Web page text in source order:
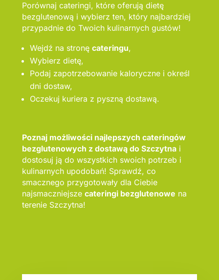
Porównaj cateringi, które oferują dietę
bezglutenową i wybierz ten, który najbardziej
przypadnie do Twoich kulinarnych gustów!
Wejdź na stronę cateringu,
Wybierz dietę,
Podaj zapotrzebowanie kaloryczne i określ
dni dostaw,
Oczekuj kuriera z pyszną dostawą.
Poznaj możliwości najlepszych cateringów
bezglutenowych z dostawą do Szczytnai
dostosuj ją do wszystkich swoich potrzeb i
kulinarnych upodobań! Sprawdź, co
smacznego przygotowały dla Ciebie
najsmaczniejsze cateringi bezglutenowe na
terenie Szczytna!